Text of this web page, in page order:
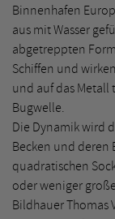
Binnenhafen
aus mit Wasser
abgetreppten
Schiffen und
und auf das Metall
Bugwelle.
Die Dynamik wird
Becken und
quadratischen
oder weniger
Bildhauer Thomas